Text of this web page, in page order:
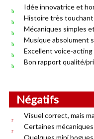
Idée innovatrice et
Histoire très
Mécaniques simples
Musique absolument
Excellent voice-acting
Bon rapport qualité/
Négatifs
Visuel correct, mais
Certaines
Quelques mini